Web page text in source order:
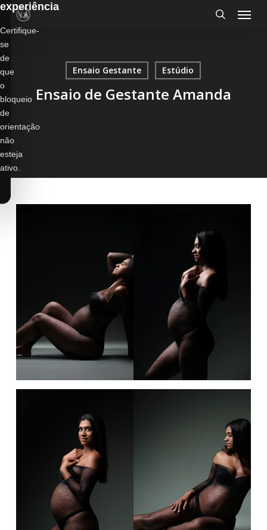
Skip
content
Menu
Ensaio Gestante Estúdio
Ensaio de Gestante Amanda
experiência
Certifique-
se
de
que
o
bloqueio
de
orientação
não
esteja
ativo.